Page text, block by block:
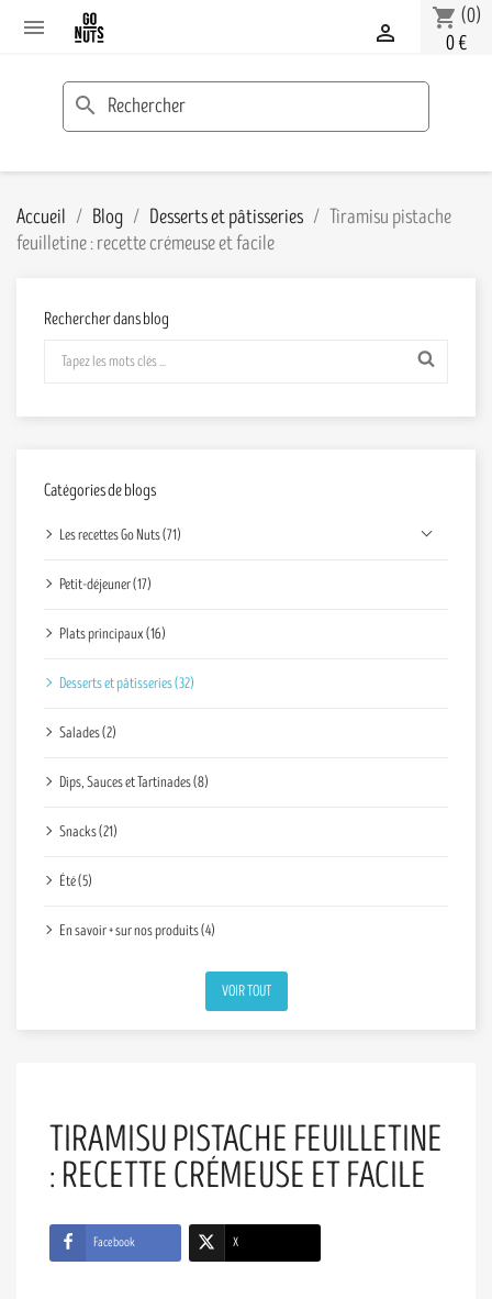
 shopping_cart (0)
0 €

search
Accueil Blog Desserts et pâtisseries
Tiramisu pistache
feuilletine : recette crémeuse et facile
Rechercher dans blog
Catégories de blogs
Les recettes Go Nuts (71)
Petit-déjeuner (17)
Plats principaux (16)
Desserts et pâtisseries (32)
Salades (2)
Dips, Sauces et Tartinades (8)
Snacks (21)
Été (5)
En savoir + sur nos produits (4)
VOIR TOUT
TIRAMISU PISTACHE FEUILLETINE
: RECETTE CRÉMEUSE ET FACILE
Facebook X